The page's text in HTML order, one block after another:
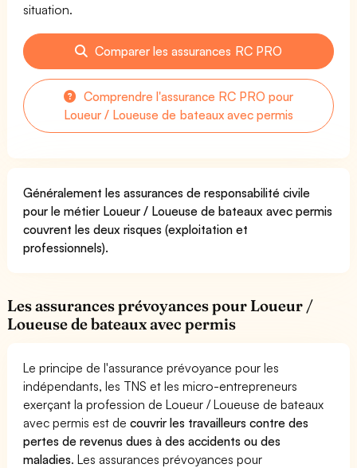
situation.
Comparer les assurances RC PRO
Comprendre l'assurance RC PRO pour
Loueur / Loueuse de bateaux avec permis
Généralement les assurances de responsabilité civile
pour le métier Loueur / Loueuse de bateaux avec permis
couvrent les deux risques (exploitation et
professionnels).
Les assurances prévoyances pour Loueur /
Loueuse de bateaux avec permis
Le principe de l'assurance prévoyance pour les
indépendants, les TNS et les micro-entrepreneurs
exerçant la profession de Loueur / Loueuse de bateaux
avec permis est decouvrir les travailleurs contre des
pertes de revenus dues à des accidents ou des
maladies. Les assurances prévoyances pour